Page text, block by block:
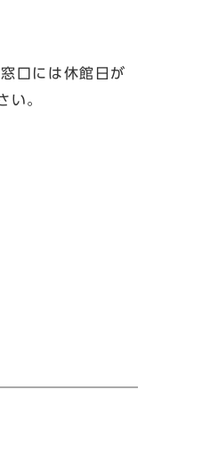
口には休館日が
い。